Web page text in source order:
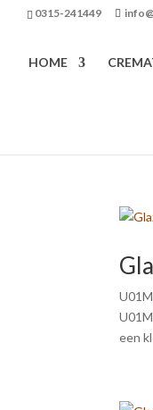
0315-241449
HOME
een